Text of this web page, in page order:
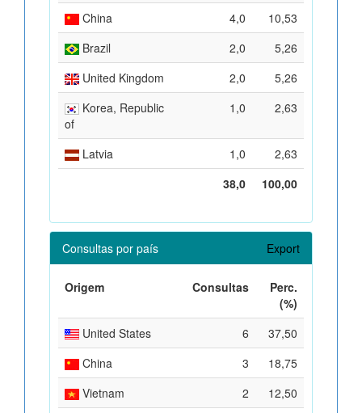
China
4,0
10,53
Brazil
2,0
5,26
United Kingdom
2,0
5,26
Korea, Republic
of
1,0 2,63
Latvia 1,0
2,63
38,0
100,00
Consultas por país Export
Origem Consultas
Perc.
(%)
United States
6
37,50
China
3
18,75
Vietnam
2
12,50